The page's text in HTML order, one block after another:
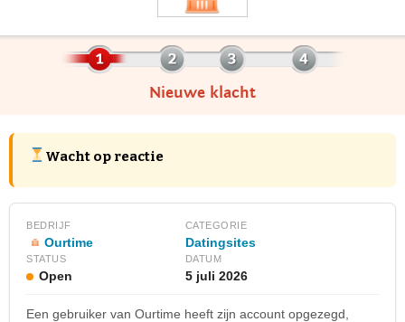
Nieuwe klacht
Wacht op reactie
BEDRIJF
Ourtime
CATEGORIE
Datingsites
STATUS
Open
DATUM
5 juli 2026
Een gebruiker van Ourtime heeft zijn account opgezegd,